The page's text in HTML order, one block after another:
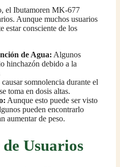
el Ibutamoren MK-677
Aunque muchos usuarios
estar consciente de los
de Agua: Algunos
hinchazón debido a la
causar somnolencia durante el
toma en dosis altas.
Aunque esto puede ser visto
pueden encontrarlo
aumentar de peso.
Usuarios